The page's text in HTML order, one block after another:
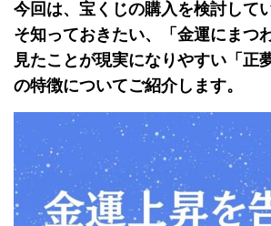
今回は、宝くじの購入を検討して
そ知っておきたい、「金運にまつ
見たことが現実になりやすい「正
の特徴についてご紹介します。